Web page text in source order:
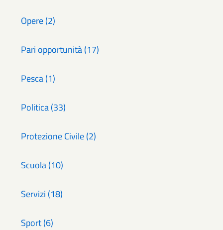
Opere (2)
Pari opportunità (17)
Pesca (1)
Politica (33)
Protezione Civile (2)
Scuola (10)
Servizi (18)
Sport (6)